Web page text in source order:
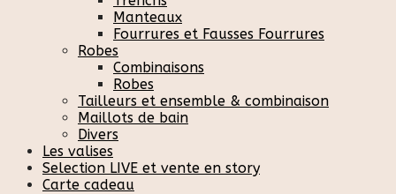
Manteaux
Fourrures et Fausses Fourrures
Robes
Combinaisons
Robes
Tailleurs et ensemble & combinaison
Maillots de bain
Divers
Les valises
Selection LIVE et vente en story
Carte cadeau